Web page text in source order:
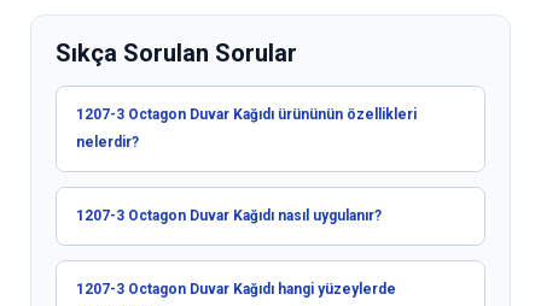
Sıkça Sorulan Sorular
1207-3 Octagon Duvar Kağıdı ürününün özellikleri
nelerdir?
1207-3 Octagon Duvar Kağıdı nasıl uygulanır?
1207-3 Octagon Duvar Kağıdı hangi yüzeylerde